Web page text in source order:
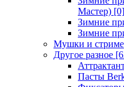
Мастер) [0]
Зимние
Зимние
Мушки и
Другое разное
Пасты